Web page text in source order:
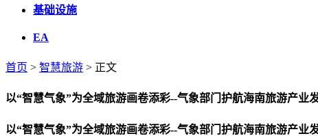
基础设施
EA
首页 > 智慧旅游 > 正文
以“智慧气象”为全域旅游画卷添彩--气象部门护航海南旅游产业
以“智慧气象”为全域旅游画卷添彩--气象部门护航海南旅游产业